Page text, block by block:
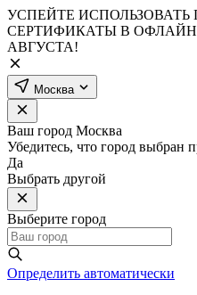
УСПЕЙТЕ
СЕРТИФИКАТЫ В
АВГУСТА!
Москва
Ваш город Москва
Убедитесь, что город выбран
Да
Выбрать другой
Выберите город
Определить автоматически